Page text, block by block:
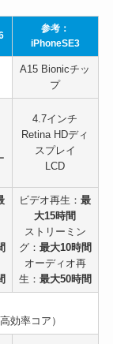
参考：
iPhoneSE3
A15 Bionicチッ
プ
4.7インチ
Retina HDディ
スプレイ
LCD
ビデオ再生：最
大15時間
ストリーミン
グ： 最大10時間
オーディオ再
生： 最大50時間
効率コア）